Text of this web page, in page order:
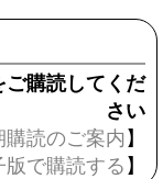
購読してくだ
さい
購読のご案内 】
版で購読する 】